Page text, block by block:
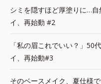
シミを隠すほど厚塗りに…
イ、再始動 #2
「私の眉これでいい？」50
イ、再始動#3
そのベースメイク、夏仕様